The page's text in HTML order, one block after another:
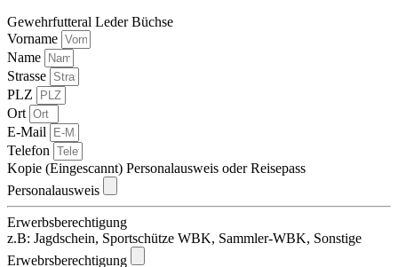
Gewehrfutteral Leder Büchse
Vorname
Name
Strasse
PLZ
Ort
E-Mail
Telefon
Kopie (Eingescannt) Personalausweis oder Reisepass
Personalausweis
Erwerbsberechtigung
z.B: Jagdschein, Sportschütze WBK, Sammler-WBK, Sonstige
Erwebrsberechtigung